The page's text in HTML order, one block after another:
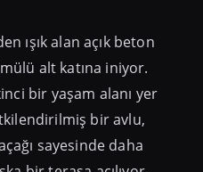
ışık alan açık beton
alt katına iniyor.
bir yaşam alanı yer
bir avlu,
sayesinde daha